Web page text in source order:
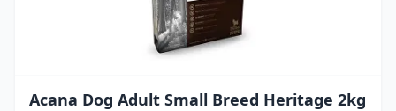
Acana Dog Adult Small Breed Heritage 2kg